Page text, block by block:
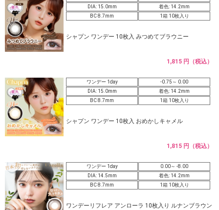
DIA: 15.0mm
着色: 14.2mm
BC 8.7mm
1箱 10枚入り
シャプン ワンデー 10枚入 みつめてブラウニー
1,815 円（税込）
ワンデー 1day
-0.75～ 0.00
DIA: 15.0mm
着色: 14.2mm
BC 8.7mm
1箱 10枚入り
シャプン ワンデー 10枚入 おめかしキャメル
1,815 円（税込）
ワンデー 1day
0.00～ -8.00
DIA: 14.5mm
着色: 14.2mm
BC 8.7mm
1箱 10枚入り
ワンデーリフレア アンローラ 10枚入り ルナンブラウン